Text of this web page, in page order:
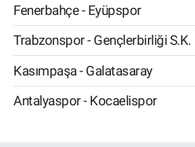
Fenerbahçe - Eyüpspor
Trabzonspor - Gençlerbirliği S.K.
Kasımpaşa - Galatasaray
Antalyaspor - Kocaelispor